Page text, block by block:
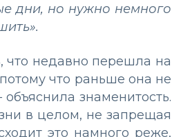
дни, но нужно немного
что недавно перешла на
что раньше она не
объяснила знаменитость.
в целом, не запрещая
это намного реже,